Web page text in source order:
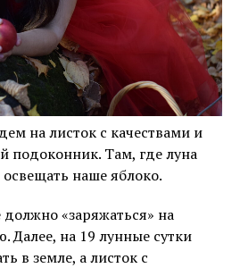
на листок с качествами и
подоконник. Там, где луна
наше яблоко.
«заряжаться» на
Далее, на 19 лунные сутки
в земле, а листок с